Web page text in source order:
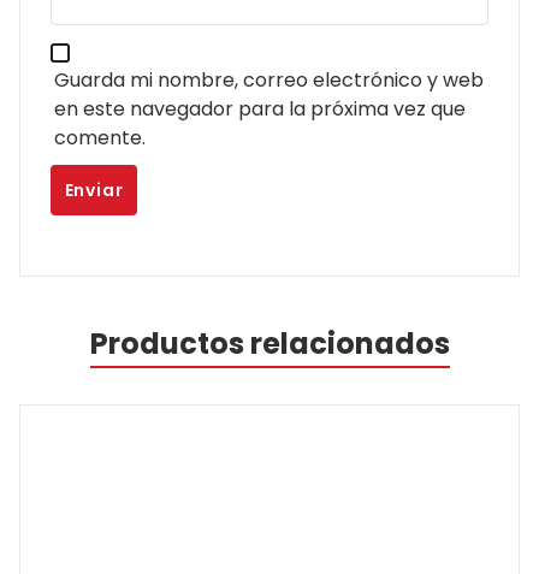
Guarda mi nombre, correo electrónico y web
en este navegador para la próxima vez que
comente.
Productos relacionados